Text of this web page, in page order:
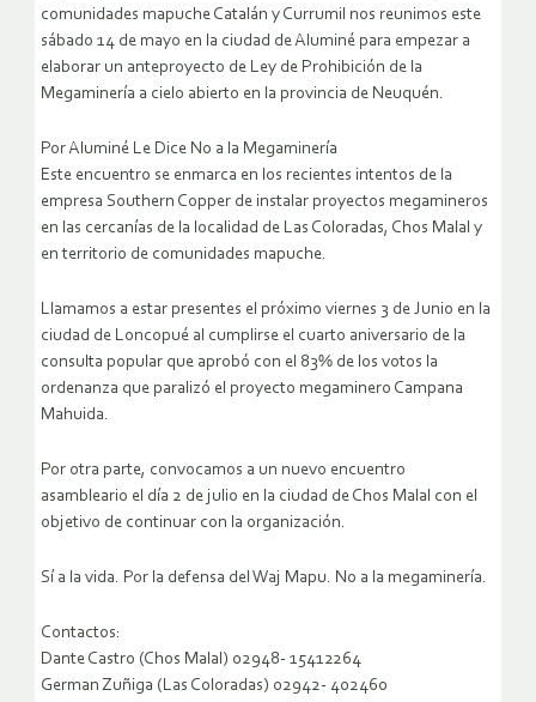
comunidades mapuche Catalán y Currumil nos reunimos este
sábado 14 de mayo en la ciudad de Aluminé para empezar a
elaborar un anteproyecto de Ley de Prohibición de la
Megaminería a cielo abierto en la provincia de Neuquén.
Por Aluminé Le Dice No a la Megaminería
Este encuentro se enmarca en los recientes intentos de la
empresa Southern Copper de instalar proyectos megamineros
en las cercanías de la localidad de Las Coloradas, Chos Malal y
en territorio de comunidades mapuche.
Llamamos a estar presentes el próximo viernes 3 de Junio en la
ciudad de Loncopué al cumplirse el cuarto aniversario de la
consulta popular que aprobó con el 83% de los votos la
ordenanza que paralizó el proyecto megaminero Campana
Mahuida.
Por otra parte, convocamos a un nuevo encuentro
asambleario el día 2 de julio en la ciudad de Chos Malal con el
objetivo de continuar con la organización.
Sí a la vida. Por la defensa del Waj Mapu. No a la megaminería.
Contactos:
Dante Castro (Chos Malal) 02948- 15412264
German Zuñiga (Las Coloradas) 02942- 402460